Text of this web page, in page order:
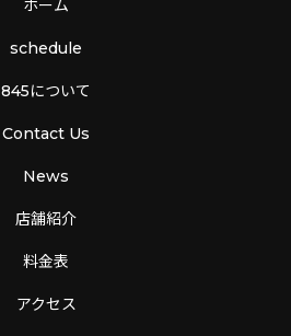
ホーム
schedule
845について
Contact Us
News
店舗紹介
料金表
アクセス